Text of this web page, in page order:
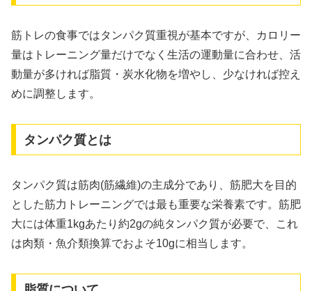
筋トレの食事ではタンパク質重視が基本ですが、カロリー
量はトレーニング量だけでなく生活の運動量に合わせ、活
動量が多ければ脂質・炭水化物を増やし、少なければ控え
めに調整します。
タンパク質とは
タンパク質は筋肉(筋繊維)の主成分であり、筋肥大を目的
とした筋力トレーニングでは最も重要な栄養素です。筋肥
大には体重1kgあたり約2gの純タンパク質が必要で、これ
は肉類・魚介類換算でおよそ10gに相当します。